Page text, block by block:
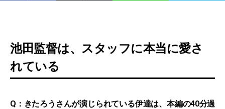
池田監督は、スタッフに本当に愛さ
れている
Q：きたろうさんが演じられている伊達は、本編の40分過